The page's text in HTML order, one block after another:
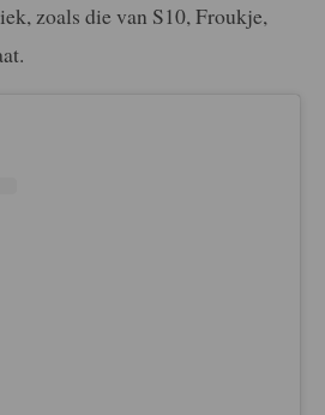
zoals die van S10, Froukje,